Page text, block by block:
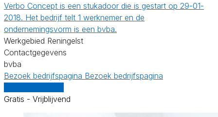
Verbo Concept is een stukadoor die is gestart op 29-01-
2018. Het bedrijf telt 1 werknemer en de
ondernemingsvorm is een bvba.
Werkgebied Reningelst
Contactgegevens
bvba
Bezoek bedrijfspagina Bezoek bedrijfspagina
Gratis - Vrijblijvend